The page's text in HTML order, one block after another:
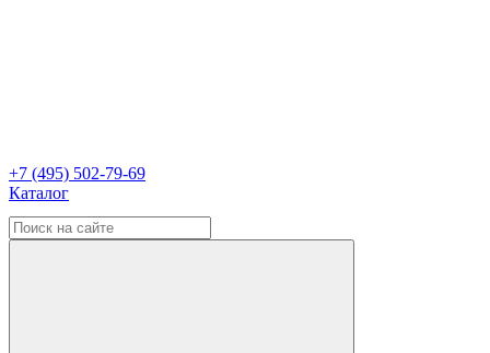
+7 (495) 502-79-69
Каталог